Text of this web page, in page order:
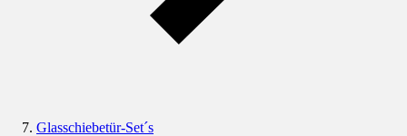
Glasschiebetür-Set´s